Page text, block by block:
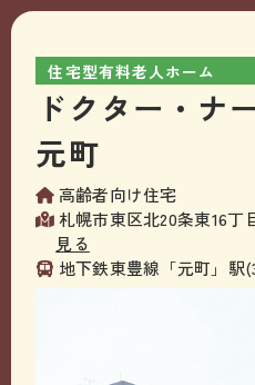
住宅型有料老人ホーム
ドクター・ナ
元町
高齢者向け住宅
札幌市東区北20条東16丁
見る
地下鉄東豊線「元町」駅